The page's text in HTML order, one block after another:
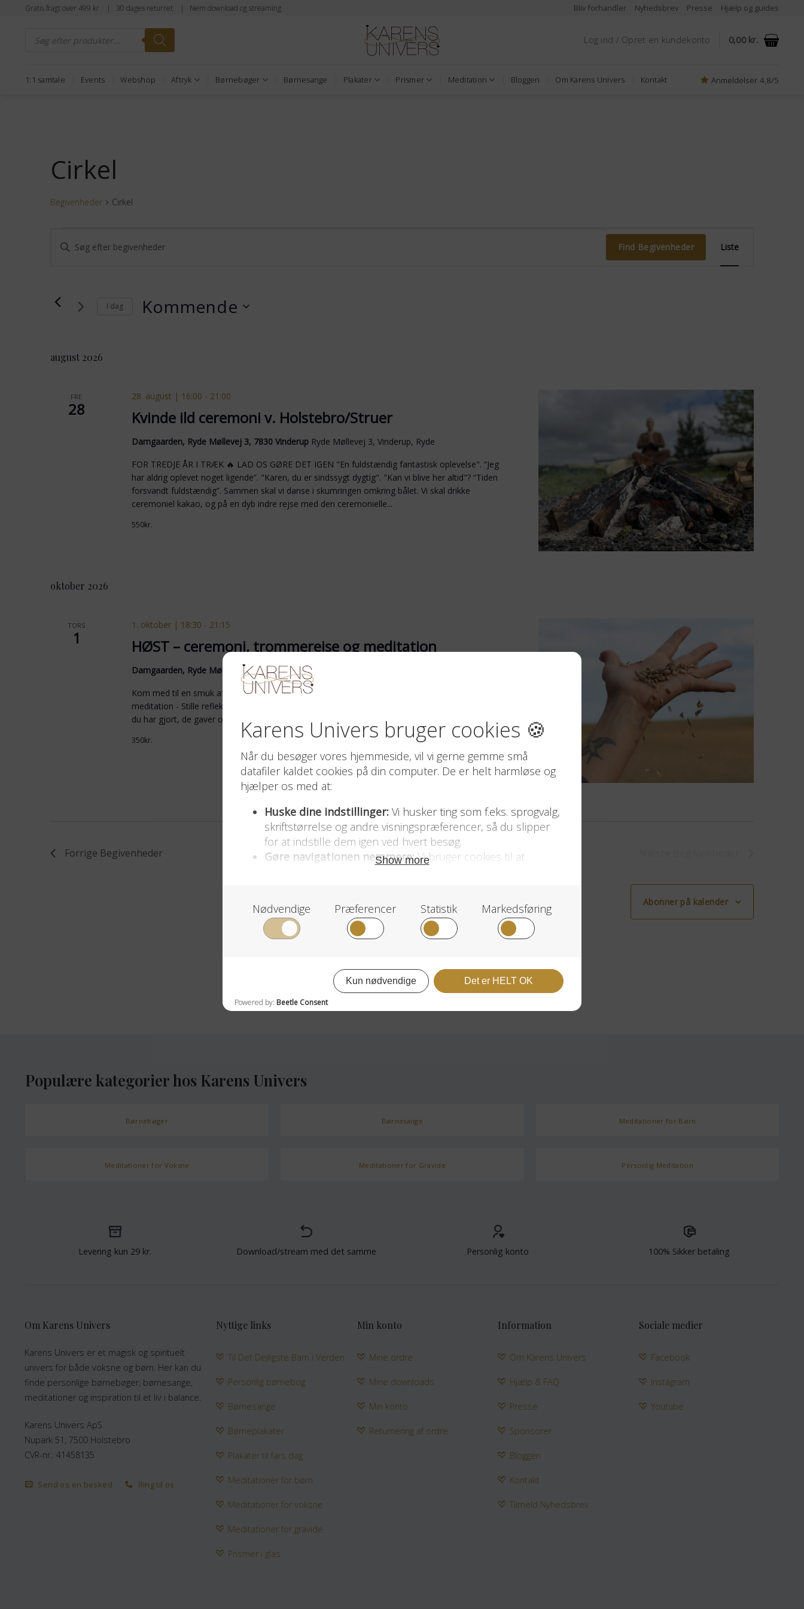
FortsætGratis fragt over 499 kr | 30 dages returret | Nem download og streaming Bliv forhandler Nyhedsbrev Presse Hjælp og guides
search Log ind / Opret en kundekonto 0,00 kr.
1:1 samtale Events Webshop Aftryk Børnebøger Børnesange Plakater Prismer Meditation Bloggen Om Karens Univers Kontakt Anmeldelser 4,8/5
Cirkel
Begivenheder Cirkel
Begivenheder
Begivenheder
Søgning
visninger
Navigation
Skriv
nøgleord.
Begivenheder
på
Find Begivenheder Liste
I dag Kommende
august 2026
FRE
28 Kvinde ild ceremoni v. Holstebro/Struer
28. august | 16:00 - 21:00
Damgaarden, Ryde Møllevej 3, 7830 Vinderup Ryde Møllevej 3, Vinderup, Ryde
FOR TREDJE ÅR I TRÆK 🔥 LAD OS GØRE DET IGEN "En fuldstændig fantastisk oplevelse". “Jeg
har aldrig oplevet noget ligende”. "Karen, du er sindssygt dygtig". "Kan vi blive her altid"? “Tiden
forsvandt fuldstændig”. Sammen skal vi danse i skumringen omkring bålet. Vi skal drikke
ceremoniel kakao, og på en dyb indre rejse med den ceremonielle...
550kr.
oktober 2026
TORS
1 HØST – ceremoni, trommerejse og meditation
1. oktober | 18:30 - 21:15
Damgaarden, Ryde Møllevej 3, 7830 VinderupRyde Møllevej 3, Vinderup, Ryde
Kom med til en smuk aften med fokus på din indre høst. Oplev : Trommerejse - Guidet
meditation - Stille refleksion - Tegne terapi - Cirkel HØST er en markering og fejring af det arbejde
du har gjort, de gaver og erfaringer du har fået - stort som småt - i dette år. HØST sætter...
350kr.
Forrige Begivenheder
Abonner på kalender
Populære kategorier hos Karens Univers
Børnebøger Børnesange Meditationer for Børn
Meditationer for Voksne Meditationer for Gravide Personlig Meditation
Levering kun 29 kr. Download/stream med det samme Personlig konto 100% Sikker betaling
Om Karens Univers
Karens Univers er et magisk og spirituelt
univers for både voksne og børn. Her kan du
finde personlige børnebøger, børnesange,
meditationer og inspiration til et liv i balance.
Karens Univers ApS
Nupark 51, 7500 Holstebro
CVR-nr.: 41458135
Send os en besked Ring til os
Nyttige links
Til Det Dejligste Barn i Verden
Personlig børnebog
Børnesange
Børneplakater
Plakater til fars dag
Meditationer for børn
Meditationer for voksne
Meditationer for gravide
Prismer i glas
Min konto
Mine ordre
Mine downloads
Min konto
Returnering af ordre
Information
Om Karens Univers
Hjælp & FAQ
Presse
Sponsorer
Bloggen
Kontakt
Tilmeld Nyhedsbrev
Sociale medier
Facebook
Instagram
Youtube